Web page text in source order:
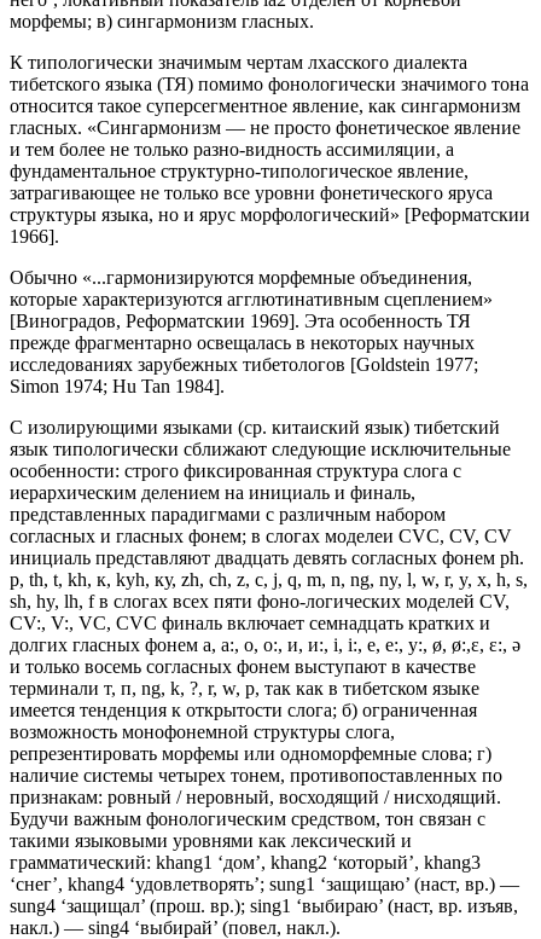
морфемы; в) сингармонизм гласных.
К типологически значимым чертам лхасского диалекта
тибетского языка (ТЯ) помимо фонологически значимого тона
относится такое суперсегментное явление, как сингармонизм
гласных. «Сингармонизм — не просто фонетическое явление
и тем более не только разно-видность ассимиляции, а
фундаментальное структурно-типологическое явление,
затрагивающее не только все уровни фонетического яруса
структуры языка, но и ярус морфологический» [Реформатскии
1966].
Обычно «...гармонизируются морфемные объединения,
которые характеризуются агглютинативным сцеплением»
[Виноградов, Реформатскии 1969]. Эта особенность ТЯ
прежде фрагментарно освещалась в некоторых научных
исследованиях зарубежных тибетологов [Goldstein 1977;
Simon 1974; Нu Tan 1984].
С изолирующими языками (ср. китаиский язык) тибетский
язык типологически сближают следующие исключительные
особенности: строго фиксированная структура слога с
иерархическим делением на инициаль и финаль,
представленных парадигмами с различным набором
согласных и гласных фонем; в слогах моделеи CVC, CV, CV
инициаль представляют двадцать девять согласных фонем ph.
р, th, t, kh, к, kyh, ку, zh, ch, z, с, j, q, m, n, ng, ny, l, w, r, y, x, h, s,
sh, hy, lh, f в слогах всех пяти фоно-логических моделей СV,
CV:, V:, VC, CVC финаль включает семнадцать кратких и
долгих гласных фонем а, а:, о, о:, и, и:, i, i:, е, е:, у:, ø, ø:,ɛ, ɛ:, ə
и только восемь согласных фонем выступают в качестве
терминали т, п, ng, k, ?, r, w, р, так как в тибетском языке
имеется тенденция к открытости слога; б) ограниченная
возможность монофонемной структуры слога,
репрезентировать морфемы или одноморфемные слова; г)
наличие системы четырех тонем, противопоставленных по
признакам: ровный / неровный, восходящий / нисходящий.
Будучи важным фонологическим средством, тон связан с
такими языковыми уровнями как лексический и
грамматический: khang1 ‘дом’, khang2 ‘который’, khang3
‘снег’, khang4 ‘удовлетворять’; sung1 ‘защищаю’ (наст, вр.) —
sung4 ‘защищал’ (прош. вр.); sing1 ‘выбираю’ (наст, вр. изъяв,
накл.) — sing4 ‘выбирай’ (повел, накл.).